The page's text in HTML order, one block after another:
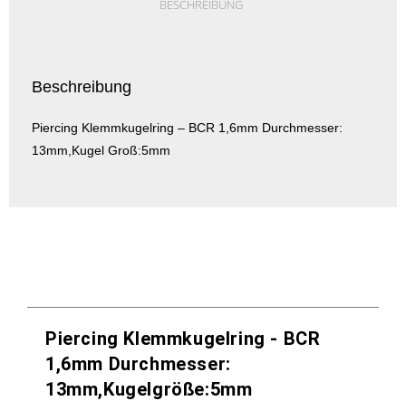
BESCHREIBUNG
Beschreibung
Piercing Klemmkugelring – BCR 1,6mm Durchmesser:
13mm,Kugel Groß:5mm
Piercing Klemmkugelring - BCR
1,6mm Durchmesser:
13mm,Kugelgröße:5mm